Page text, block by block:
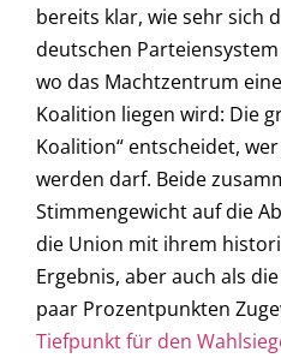
bereits klar, wie sehr sich
deutschen
wo das Machtzentrum
Koalition liegen wird: Die
Koalition“ entscheidet,
werden darf. Beide
Stimmengewicht auf die
die Union mit ihrem
Ergebnis, aber auch als
paar Prozentpunkten
Tiefpunkt für den